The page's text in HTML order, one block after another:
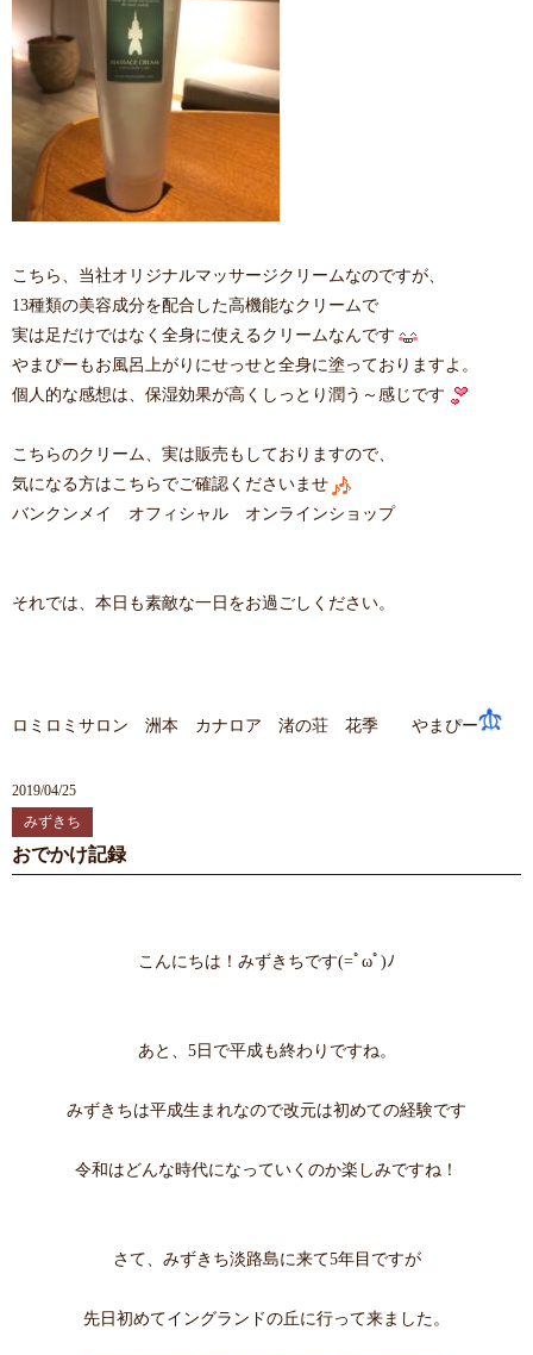
こちら、当社オリジナルマッサージクリームなのですが、
13種類の美容成分を配合した高機能なクリームで
実は足だけではなく全身に使えるクリームなんです
やまぴーもお風呂上がりにせっせと全身に塗っておりますよ。
個人的な感想は、保湿効果が高くしっとり潤う～感じです
こちらのクリーム、実は販売もしておりますので、
気になる方はこちらでご確認くださいませ
バンクンメイ オフィシャル オンラインショップ
それでは、本日も素敵な一日をお過ごしください。
ロミロミサロン 洲本 カナロア 渚の荘 花季 やまぴー
2019/04/25
みずきち
おでかけ記録
こんにちは！みずきちです(=ﾟωﾟ)ﾉ
あと、5日で平成も終わりですね。
みずきちは平成生まれなので改元は初めての経験です
令和はどんな時代になっていくのか楽しみですね！
さて、みずきち淡路島に来て5年目ですが
先日初めてイングランドの丘に行って来ました。